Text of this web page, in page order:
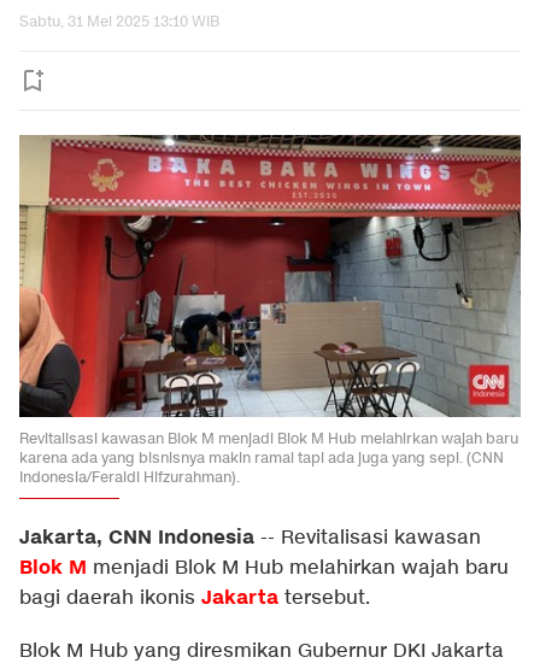
Sabtu, 31 Mei 2025 13:10 WIB
Revitalisasi kawasan Blok M menjadi Blok M Hub melahirkan wajah baru
karena ada yang bisnisnya makin ramai tapi ada juga yang sepi. (CNN
Indonesia/Feraldi Hifzurahman).
Jakarta, CNN Indonesia -- Revitalisasi kawasan
Blok M menjadi Blok M Hub melahirkan wajah baru
bagi daerah ikonis Jakarta tersebut.
Blok M Hub yang diresmikan Gubernur DKI Jakarta